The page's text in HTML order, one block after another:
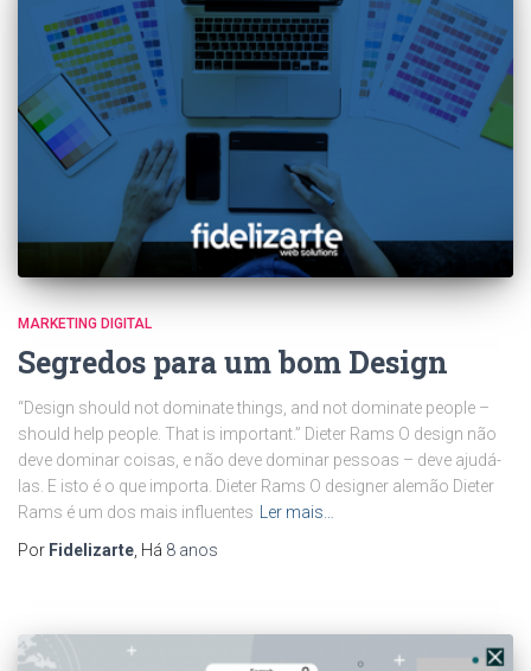
MARKETING DIGITAL
Segredos para um bom Design
“Design should not dominate things, and not dominate people –
should help people. That is important.” Dieter Rams O design não
deve dominar coisas, e não deve dominar pessoas – deve ajudá-
las. E isto é o que importa. Dieter Rams O designer alemão Dieter
Rams é um dos mais influentes Ler mais…
Por Fidelizarte, Há 8 anos